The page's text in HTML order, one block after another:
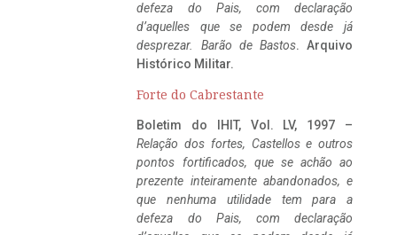
defeza do Pais, com declaração
d’aquelles que se podem desde já
desprezar. Barão de Bastos. Arquivo
Histórico Militar.
Forte do Cabrestante
Boletim do IHIT, Vol. LV, 1997 –
Relação dos fortes, Castellos e outros
pontos fortificados, que se achão ao
prezente inteiramente abandonados, e
que nenhuma utilidade tem para a
defeza do Pais, com declaração